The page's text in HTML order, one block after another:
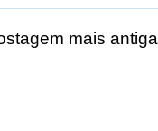
mais antiga